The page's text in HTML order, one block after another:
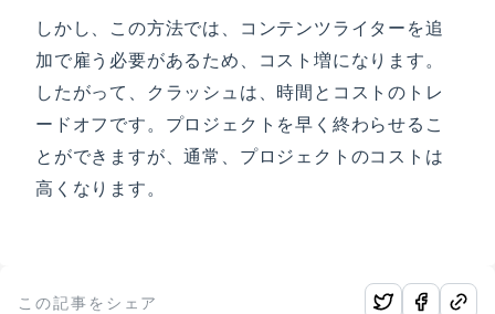
しかし、この方法では、コンテンツライターを追
加で雇う必要があるため、コスト増になります。
したがって、クラッシュは、時間とコストのトレ
ードオフです。プロジェクトを早く終わらせるこ
とができますが、通常、プロジェクトのコストは
高くなります。
この記事をシェア